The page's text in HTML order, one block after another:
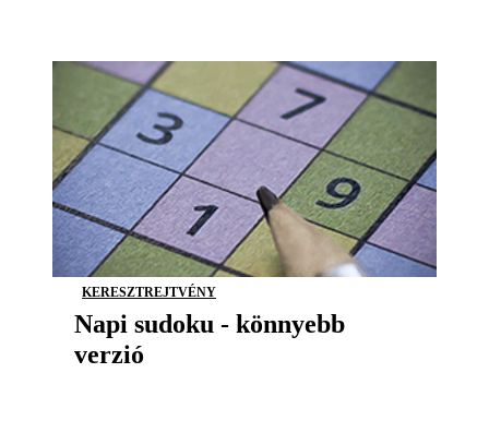
KERESZTREJTVÉNY
Napi sudoku - könnyebb
verzió